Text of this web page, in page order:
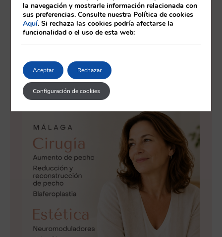
la navegación y mostrarle información relacionada con
sus preferencias. Consulte nuestra Política de cookies
Aquí. Si rechaza las cookies podría afectarse la
funcionalidad o el uso de esta web:
Aceptar Rechazar
Configuración de cookies